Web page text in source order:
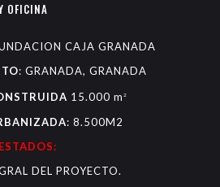
OFICINA
CAJA GRANADA
: GRANADA, GRANADA
15.000 m 2
: 8.500M2
DEL PROYECTO.